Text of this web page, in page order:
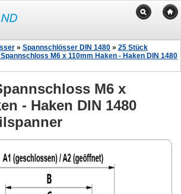
» Spannschlösser DIN 1480 » 25 Stück
M6 x 110mm Haken - Haken DIN 1480
M6 x
- Haken DIN 1480